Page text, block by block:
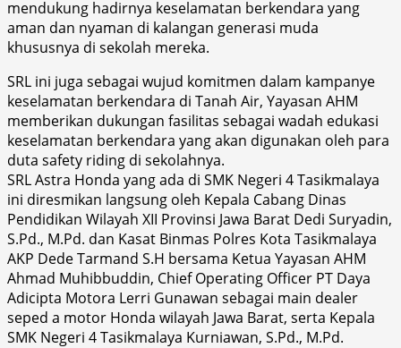
mendukung hadirnya keselamatan berkendara yang
aman dan nyaman di kalangan generasi muda
khususnya di sekolah mereka.
SRL ini juga sebagai wujud komitmen dalam kampanye
keselamatan berkendara di Tanah Air, Yayasan AHM
memberikan dukungan fasilitas sebagai wadah edukasi
keselamatan berkendara yang akan digunakan oleh para
duta safety riding di sekolahnya.
SRL Astra Honda yang ada di SMK Negeri 4 Tasikmalaya
ini diresmikan langsung oleh Kepala Cabang Dinas
Pendidikan Wilayah XII Provinsi Jawa Barat Dedi Suryadin,
S.Pd., M.Pd. dan Kasat Binmas Polres Kota Tasikmalaya
AKP Dede Tarmand S.H bersama Ketua Yayasan AHM
Ahmad Muhibbuddin, Chief Operating Officer PT Daya
Adicipta Motora Lerri Gunawan sebagai main dealer
seped a motor Honda wilayah Jawa Barat, serta Kepala
SMK Negeri 4 Tasikmalaya Kurniawan, S.Pd., M.Pd.